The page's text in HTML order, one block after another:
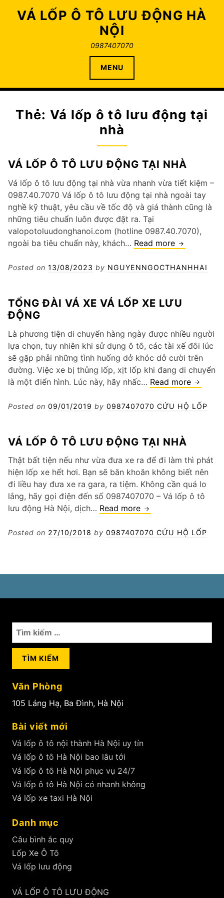
VÁ LỐP Ô TÔ LƯU ĐỘNG HÀ
NỘI
0987407070
MENU
Thẻ: Vá lốp ô tô lưu động tại
nhà
VÁ LỐP Ô TÔ LƯU ĐỘNG TẠI NHÀ
Vá lốp ô tô lưu động tại nhà vừa nhanh vừa tiết kiệm –
0987.40.7070 Vá lốp ô tô lưu động tại nhà ngoài tay
nghề kỹ thuật, yêu cầu về tốc độ và giá thành cũng là
những tiêu chuẩn luôn được đặt ra. Tại
valopotoluudonghanoi.com (hotline 0987.40.7070),
ngoài ba tiêu chuẩn này, khách… Read more Vá
ô
động
Posted on 13/08/2023 by NGUYENNGOCTHANHHAI
TỔNG ĐÀI VÁ XE VÁ LỐP XE LƯU
ĐỘNG
Là phương tiện di chuyển hàng ngày được nhiều người
lựa chọn, tuy nhiên khi sử dụng ô tô, các tài xế đôi lúc
sẽ gặp phải những tình huống dở khóc dở cười trên
đường. Việc xe bị thủng lốp, xịt lốp khi đang di chuyển
là một điển hình. Lúc này, hãy nhấc… Read more Tổng
vá
lưu
động
Posted on 09/01/2019 by 0987407070 CỨU HỘ LỐP
VÁ LỐP Ô TÔ LƯU ĐỘNG TẠI NHÀ
Thật bất tiện nếu như vừa đưa xe ra để đi làm thì phát
hiện lốp xe hết hơi. Bạn sẽ băn khoăn không biết nên
đi liều hay đưa xe ra gara, ra tiệm. Không cần quá lo
lắng, hãy gọi điện đến số 0987407070 – Vá lốp ô tô
lưu động Hà Nội, dịch… Read more Vá
ô
Posted on 27/10/2018 by 0987407070 CỨU HỘ LỐP
Tìm
kiếm
cho:
Văn Phòng
105 Láng Hạ, Ba Đình, Hà Nội
Bài viết mới
Vá lốp ô tô nội thành Hà Nội uy tín
Vá lốp ô tô Hà Nội bao lâu tới
Vá lốp ô tô Hà Nội phục vụ 24/7
Vá lốp ô tô Hà Nội có nhanh không
Vá lốp xe taxi Hà Nội
Danh mục
Câu bình ắc quy
Lốp Xe Ô Tô
Vá lốp lưu động
VÁ LỐP Ô TÔ LƯU ĐỘNG